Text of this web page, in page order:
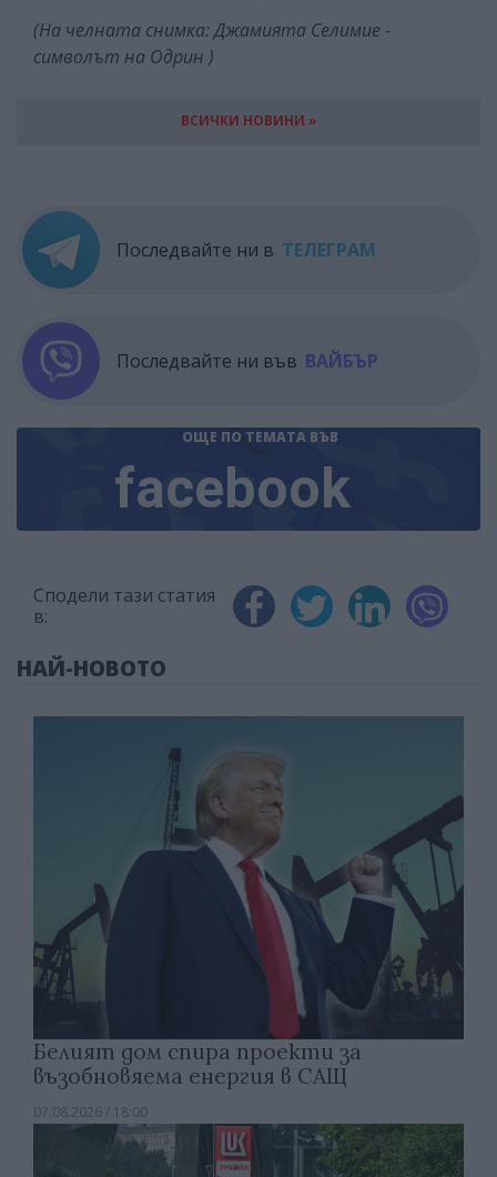
(На челната снимка: Джамията Селимие -
символът на Одрин )
ВСИЧКИ НОВИНИ »
Последвайте ни в ТЕЛЕГРАМ
Последвайте ни във ВАЙБЪР
ОЩЕ ПО ТЕМАТА ВЪВ
facebook
Сподели тази статия
в:
НАЙ-НОВОТО
Белият дом спира проекти за
възобновяема енергия в САЩ
07.08.2026 / 18:00